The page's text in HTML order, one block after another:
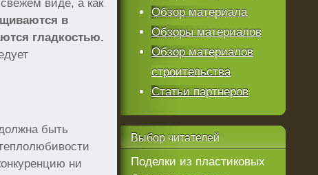
виде, а как
в
гладкостью.
быть
ни
Обзор материала
Обзоры материалов
Обзор материалов
строительства
Статьи партнеров
Выборчитателей
Поделки из пластиковых